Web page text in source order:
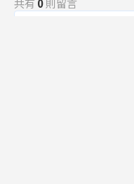
共有 0則留言